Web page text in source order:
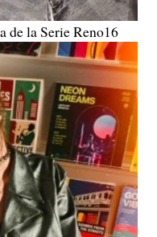
de la Serie Reno16